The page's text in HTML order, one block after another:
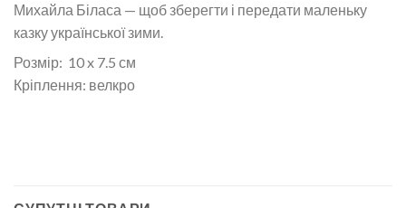
Михайла Біласа — щоб зберегти і передати маленьку
казку української зими.
Розмір: 10 x 7.5 см
Кріплення: велкро